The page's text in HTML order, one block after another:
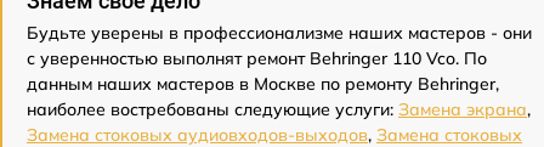
Будьте уверены в профессионализме наших мастеров - они
с уверенностью выполнят ремонт Behringer 110 Vco. По
данным наших мастеров в Москве по ремонту Behringer,
наиболее востребованы следующие услуги: Замена экрана,
Замена стоковых аудиовходов-выходов, Замена стоковых